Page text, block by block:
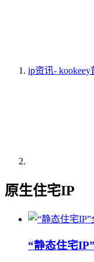
ip资讯- kookeey
原生住宅IP
“静态住宅